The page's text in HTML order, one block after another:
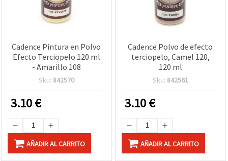
Cadence Pintura en Polvo
Efecto Terciopelo 120 ml
- Amarillo 108
Sku: 842570
3.10€
AÑADIR AL CARRITO
Cadence Polvo de efecto
terciopelo, Camel 120,
120 ml
Sku: 842561
3.10€
AÑADIR AL CARRITO